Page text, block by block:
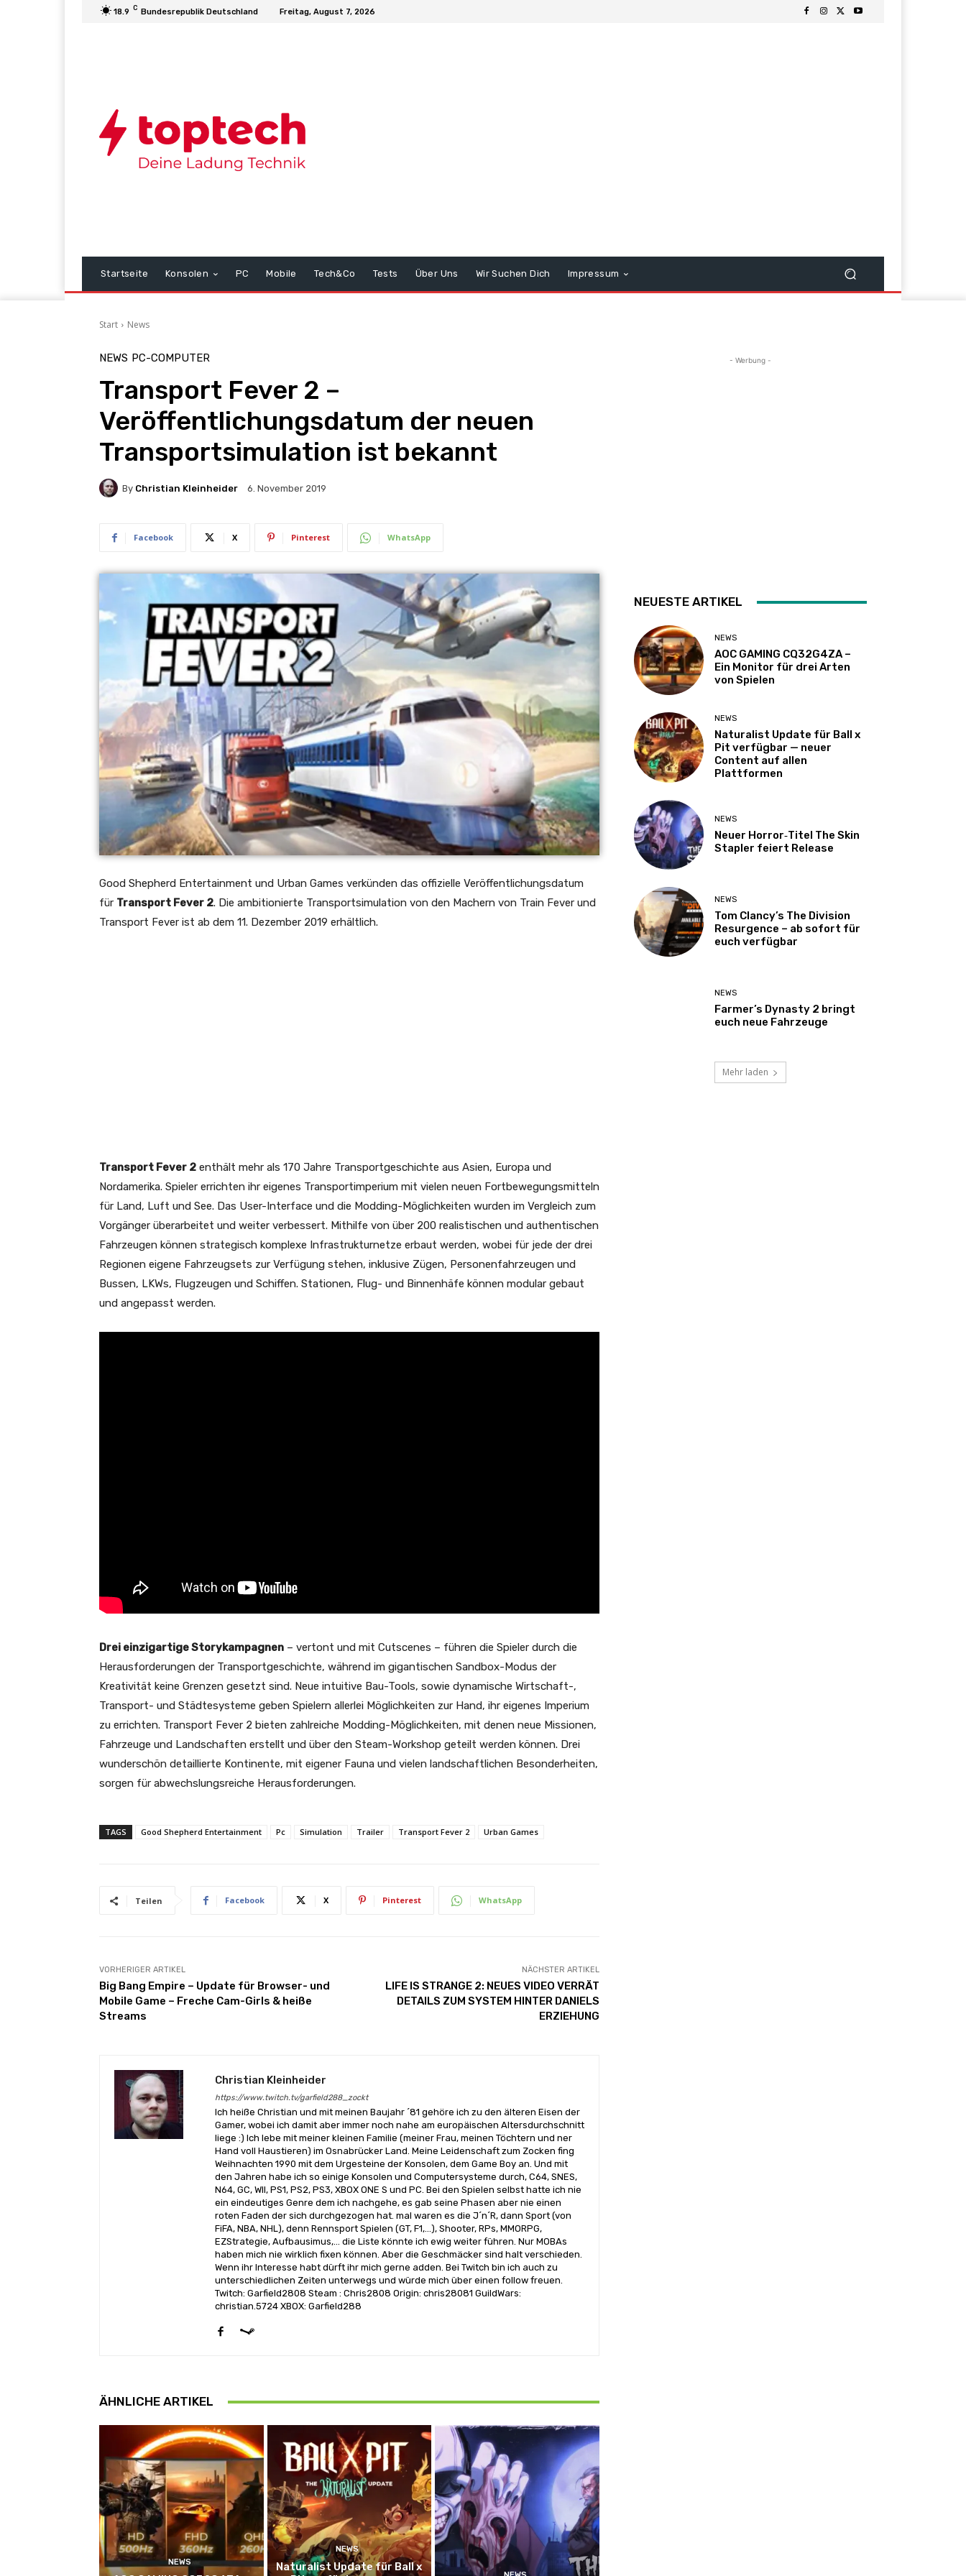
18.9 C Bundesrepublik Deutschland Freitag, August 7, 2026
Startseite Konsolen PC Mobile Tech&Co Tests Über Uns Wir Suchen Dich Impressum
Start News
NEWS PC-COMPUTER
Transport Fever 2 –
Veröffentlichungsdatum der neuen
Transportsimulation ist bekannt
By Christian Kleinheider 6. November 2019
Facebook X Pinterest WhatsApp
Good Shepherd Entertainment und Urban Games verkünden das offizielle Veröffentlichungsdatum
für Transport Fever 2. Die ambitionierte Transportsimulation von den Machern von Train Fever und
Transport Fever ist ab dem 11. Dezember 2019 erhältlich.
Transport Fever 2 enthält mehr als 170 Jahre Transportgeschichte aus Asien, Europa und
Nordamerika. Spieler errichten ihr eigenes Transportimperium mit vielen neuen Fortbewegungsmitteln
für Land, Luft und See. Das User-Interface und die Modding-Möglichkeiten wurden im Vergleich zum
Vorgänger überarbeitet und weiter verbessert. Mithilfe von über 200 realistischen und authentischen
Fahrzeugen können strategisch komplexe Infrastrukturnetze erbaut werden, wobei für jede der drei
Regionen eigene Fahrzeugsets zur Verfügung stehen, inklusive Zügen, Personenfahrzeugen und
Bussen, LKWs, Flugzeugen und Schiffen. Stationen, Flug- und Binnenhäfe können modular gebaut
und angepasst werden.
Drei einzigartige Storykampagnen – vertont und mit Cutscenes – führen die Spieler durch die
Herausforderungen der Transportgeschichte, während im gigantischen Sandbox-Modus der
Kreativität keine Grenzen gesetzt sind. Neue intuitive Bau-Tools, sowie dynamische Wirtschaft-,
Transport- und Städtesysteme geben Spielern allerlei Möglichkeiten zur Hand, ihr eigenes Imperium
zu errichten. Transport Fever 2 bieten zahlreiche Modding-Möglichkeiten, mit denen neue Missionen,
Fahrzeuge und Landschaften erstellt und über den Steam-Workshop geteilt werden können. Drei
wunderschön detaillierte Kontinente, mit eigener Fauna und vielen landschaftlichen Besonderheiten,
sorgen für abwechslungsreiche Herausforderungen.
TAGS Good Shepherd Entertainment Pc Simulation Trailer Transport Fever 2 Urban Games
Teilen Facebook X Pinterest WhatsApp
VORHERIGER ARTIKEL
Big Bang Empire – Update für Browser- und
Mobile Game – Freche Cam-Girls & heiße
Streams
NÄCHSTER ARTIKEL
LIFE IS STRANGE 2: NEUES VIDEO VERRÄT
DETAILS ZUM SYSTEM HINTER DANIELS
ERZIEHUNG
Christian Kleinheider
https://www.twitch.tv/garfield288_zockt
Ich heiße Christian und mit meinen Baujahr ´81 gehöre ich zu den älteren Eisen der
Gamer, wobei ich damit aber immer noch nahe am europäischen Altersdurchschnitt
liege :) Ich lebe mit meiner kleinen Familie (meiner Frau, meinen Töchtern und ner
Hand voll Haustieren) im Osnabrücker Land. Meine Leidenschaft zum Zocken fing
Weihnachten 1990 mit dem Urgesteine der Konsolen, dem Game Boy an. Und mit
den Jahren habe ich so einige Konsolen und Computersysteme durch, C64, SNES,
N64, GC, WII, PS1, PS2, PS3, XBOX ONE S und PC. Bei den Spielen selbst hatte ich nie
ein eindeutiges Genre dem ich nachgehe, es gab seine Phasen aber nie einen
roten Faden der sich durchgezogen hat. mal waren es die J´n´R, dann Sport (von
FiFA, NBA, NHL), denn Rennsport Spielen (GT, F1,...), Shooter, RPs, MMORPG,
EZStrategie, Aufbausimus,... die Liste könnte ich ewig weiter führen. Nur MOBAs
haben mich nie wirklich fixen können. Aber die Geschmäcker sind halt verschieden.
Wenn ihr Interesse habt dürft ihr mich gerne adden. Bei Twitch bin ich auch zu
unterschiedlichen Zeiten unterwegs und würde mich über einen follow freuen.
Twitch: Garfield2808 Steam : Chris2808 Origin: chris28081 GuildWars:
christian.5724 XBOX: Garfield288
ÄHNLICHE ARTIKEL
NEWS
NEWS
Naturalist Update für Ball x
- Werbung -
NEUESTE ARTIKEL
NEWS
AOC GAMING CQ32G4ZA –
Ein Monitor für drei Arten
von Spielen
NEWS
Naturalist Update für Ball x
Pit verfügbar — neuer
Content auf allen
Plattformen
NEWS
Neuer Horror‑Titel The Skin
Stapler feiert Release
NEWS
Tom Clancy’s The Division
Resurgence – ab sofort für
euch verfügbar
NEWS
Farmer’s Dynasty 2 bringt
euch neue Fahrzeuge
Mehr laden